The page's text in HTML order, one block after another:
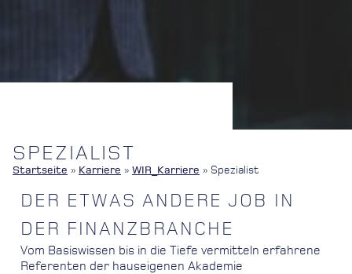
SPEZIALIST
Startseite » Karriere » WIR_Karriere » Spezialist
DER ETWAS ANDERE JOB IN
DER FINANZBRANCHE
Vom Basiswissen bis in die Tiefe vermitteln erfahrene
Referenten der hauseigenen Akademie